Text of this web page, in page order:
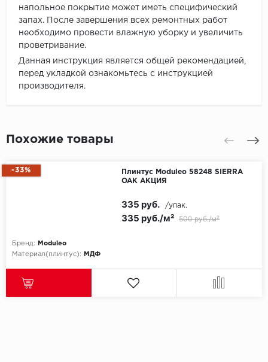
напольное покрытие может иметь специфический
запах. После завершения всех ремонтных работ
необходимо провести влажную уборку и увеличить
проветривание.
Данная инструкция является общей рекомендацией,
перед укладкой ознакомьтесь с инструкцией
производителя.
Похожие товары
-33%
Плинтус Moduleo 58248 SIERRA
OAK АКЦИЯ
Бренд:
Moduleo
Материал(плинтус):
МДФ
335 руб./м² 500 руб./м²
335 руб. /упак.